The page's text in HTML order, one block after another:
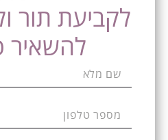
לקביעת תור
להשאיר